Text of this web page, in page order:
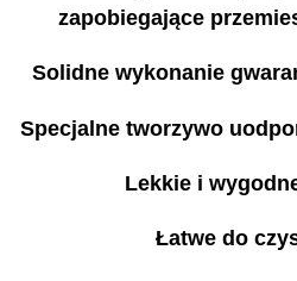
zapobiegające
Solidne wykonanie
Specjalne tworzywo
Lekkie i wygodne
Łatwe do